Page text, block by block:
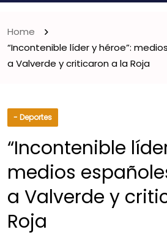
Home
“Incontenible líder y héroe”:
a Valverde y criticaron a la Roja
- Deportes
“Incontenible
medios
a Valverde y
Roja